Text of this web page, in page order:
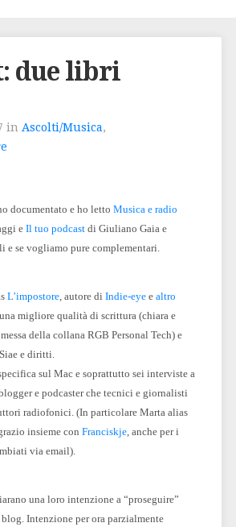
due libri
in Ascolti/Musica,
documentato e ho letto Musica e radio
e Il tuo podcastdi Giuliano Gaia e
e se vogliamo pure complementari.
L’impostore, autore di Indie-eyee altro
migliore qualità di scrittura (chiara e
della collana RGB Personal Tech) e
e diritti.
sul Mac e soprattutto sei interviste a
e podcaster che tecnici e giornalisti
radiofonici. (In particolare Marta alias
insieme con Franciskje, anche per i
via email).
una loro intenzione a “proseguire”
Intenzione per ora parzialmente